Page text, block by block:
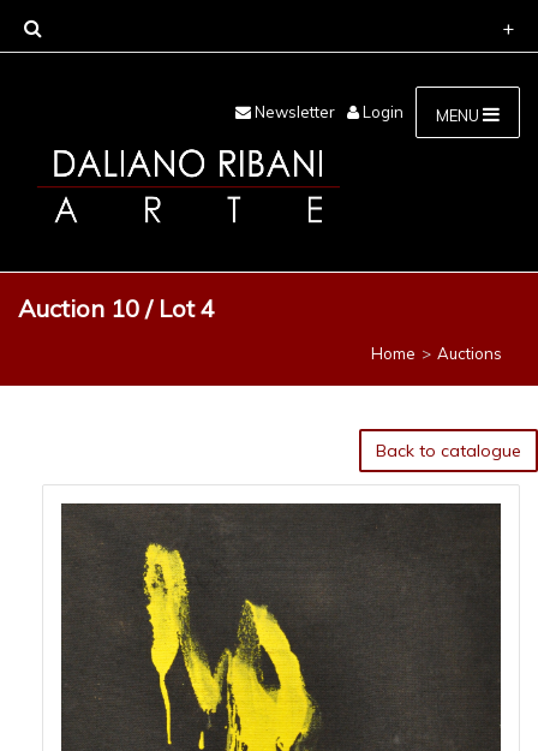
MENU
Newsletter Login
Auction 10 / Lot 4
Home Auctions
Back to catalogue